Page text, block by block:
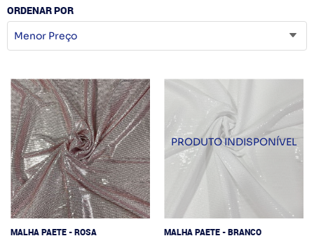
ORDENAR POR
Menor Preço
MALHA PAETE - ROSA MALHA PAETE - BRANCO